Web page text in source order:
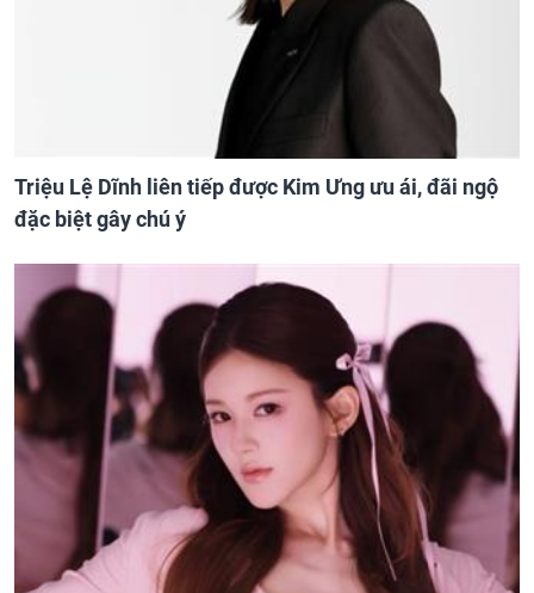
Triệu Lệ Dĩnh liên tiếp được Kim Ưng ưu ái, đãi ngộ
đặc biệt gây chú ý